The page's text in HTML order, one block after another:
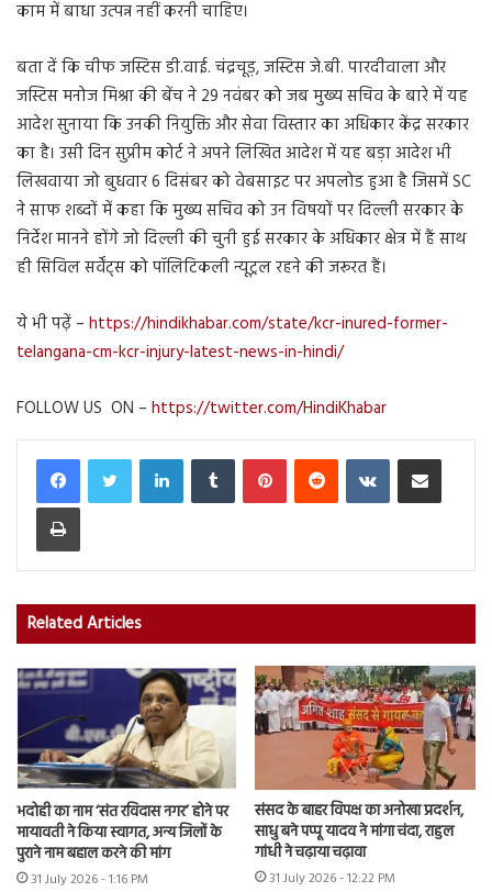
काम में बाधा उत्पन्न नहीं करनी चाहिए।
बता दें कि चीफ जस्टिस डी.वाई. चंद्रचूड़, जस्टिस जे.बी. पारदीवाला और
जस्टिस मनोज मिश्रा की बेंच ने 29 नवंबर को जब मुख्य सचिव के बारे में यह
आदेश सुनाया कि उनकी नियुक्ति और सेवा विस्तार का अधिकार केंद्र सरकार
का है। उसी दिन सुप्रीम कोर्ट ने अपने लिखित आदेश में यह बड़ा आदेश भी
लिखवाया जो बुधवार 6 दिसंबर को वेबसाइट पर अपलोड हुआ है जिसमें SC
ने साफ शब्दों में कहा कि मुख्य सचिव को उन विषयों पर दिल्ली सरकार के
निर्देश मानने होंगे जो दिल्ली की चुनी हुई सरकार के अधिकार क्षेत्र में हैं साथ
ही सिविल सर्वेंट्स को पॉलिटिकली न्यूट्रल रहने की जरूरत हैं।
ये भी पढ़ें – https://hindikhabar.com/state/kcr-inured-former-
telangana-cm-kcr-injury-latest-news-in-hindi/
FOLLOW US ON – https://twitter.com/HindiKhabar
LinkedInTumblr PinterestReddit VKontakteShare via Email
Print
Related Articles
भदोही का नाम ‘संत रविदास नगर’ होने पर
मायावती ने किया स्वागत, अन्य जिलों के
पुराने नाम बहाल करने की मांग
31 July 2026 - 1:16 PM
संसद के बाहर विपक्ष का अनोखा प्रदर्शन,
साधु बने पप्पू यादव ने मांगा चंदा, राहुल
गांधी ने चढ़ाया चढ़ावा
31 July 2026 - 12:22 PM